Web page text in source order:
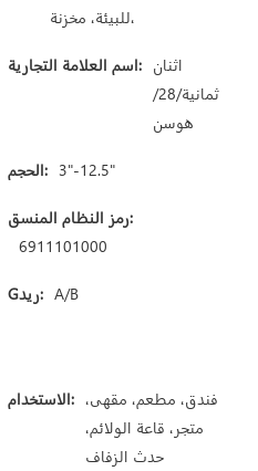
للبيئة، مخزنة،
اسم العلامة التجارية: اثنان
ثمانية/28/
هوسن
الحجم: 3"-12.5"
رمز النظام المنسق:
6911101000
Gريد: A/B
الاستخدام: فندق، مطعم، مقهى،
متجر، قاعة الولائم،
حدث الزفاف